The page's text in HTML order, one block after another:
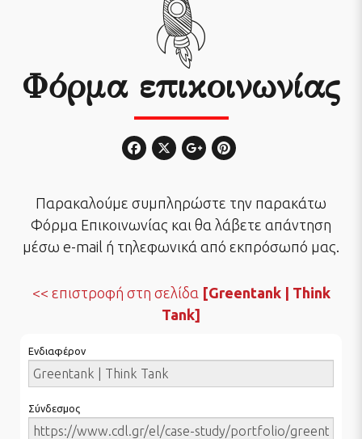
Φόρμα επικοινωνίας
Παρακαλούμε συμπληρώστε την παρακάτω
Φόρμα Επικοινωνίας και θα λάβετε απάντηση
μέσω e-mail ή τηλεφωνικά από εκπρόσωπό μας.
επιστροφή στη σελίδα [Greentank | Think
Tank]
Ενδιαφέρον
Σύνδεσμος